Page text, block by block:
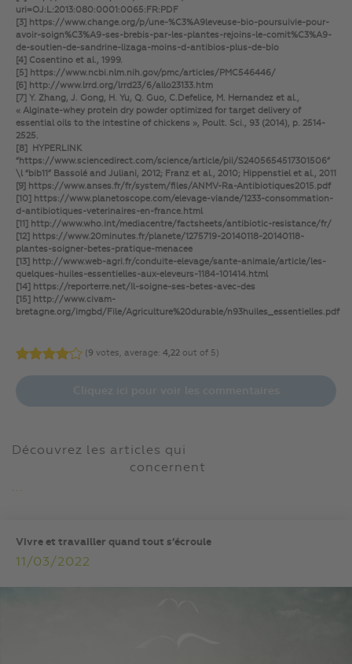
uri=OJ:L:2013:080:0001:0065:FR:PDF
[3] https://www.change.org/p/une-%C3%A9leveuse-bio-poursuivie-pour-
avoir-soign%C3%A9-ses-brebis-par-les-plantes-rejoins-le-comit%C3%A9-
de-soutien-de-sandrine-lizaga-moins-d-antibios-plus-de-bio
[4] Cosentino et al., 1999.
[5] https://www.ncbi.nlm.nih.gov/pmc/articles/PMC546446/
[6] http://www.lrrd.org/lrrd23/6/allo23133.htm
[7] Y. Zhang, J. Gong, H. Yu, Q. Guo, C.Defelice, M. Hernandez et al.,
« Alginate-whey protein dry powder optimized for target delivery of
essential oils to the intestine of chickens », Poult. Sci., 93 (2014), p. 2514-
2525.
[8] HYPERLINK
“https://www.sciencedirect.com/science/article/pii/S2405654517301506”
\l “bib11” Bassolé and Juliani, 2012; Franz et al., 2010; Hippenstiel et al., 2011
[9] https://www.anses.fr/fr/system/files/ANMV-Ra-Antibiotiques2015.pdf
[10] https://www.planetoscope.com/elevage-viande/1233-consommation-
d-antibiotiques-veterinaires-en-france.html
[11] http://www.who.int/mediacentre/factsheets/antibiotic-resistance/fr/
[12] https://www.20minutes.fr/planete/1275719-20140118-20140118-
plantes-soigner-betes-pratique-menacee
[13] http://www.web-agri.fr/conduite-elevage/sante-animale/article/les-
quelques-huiles-essentielles-aux-eleveurs-1184-101414.html
[14] https://reporterre.net/Il-soigne-ses-betes-avec-des
[15] http://www.civam-
bretagne.org/imgbd/File/Agriculture%20durable/n93huiles_essentielles.pdf
(9 votes, average: 4,22 out of 5)
Découvrez les articles qui
concernent
...
Vivre et travailler quand tout s’écroule
11/03/2022